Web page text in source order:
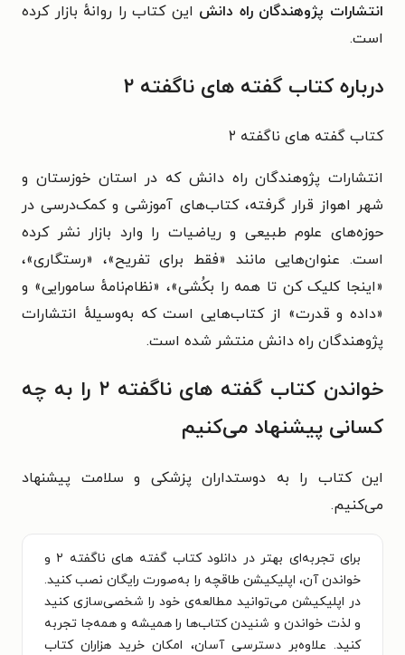
انتشارات پژوهندگان راه دانش این کتاب را روانهٔ بازار کرده
است.
درباره کتاب گفته های ناگفته ۲
کتاب گفته های ناگفته ۲
انتشارات پژوهندگان راه دانش که در استان خوزستان و
شهر اهواز قرار گرفته، کتاب‌های آموزشی و کمک‌درسی در
حوزه‌های علوم طبیعی و ریاضیات را وارد بازار نشر کرده
است. عنوان‌هایی مانند «فقط برای تفریح»، «رستگاری»،
«اینجا کلیک کن تا همه را بکُشی»، «نظام‌نامهٔ سامورایی» و
«داده و قدرت» از کتاب‌هایی است که به‌وسیلهٔ انتشارات
پژوهندگان راه دانش منتشر شده است.
خواندن کتاب گفته های ناگفته ۲ را به چه
کسانی پیشنهاد می‌کنیم
این کتاب را به دوستداران پزشکی و سلامت پیشنهاد
می‌کنیم.
برای تجربه‌ای بهتر در دانلود کتاب گفته های ناگفته ۲ و
خواندن آن، اپلیکیشن طاقچه را به‌صورت رایگان نصب کنید.
در اپلیکیشن می‌توانید مطالعه‌ی خود را شخصی‌سازی کنید
و لذت خواندن و شنیدن کتاب‌ها را همیشه و همه‌جا تجربه
کنید. علاوه‌بر دسترسی آسان، امکان خرید هزاران کتاب